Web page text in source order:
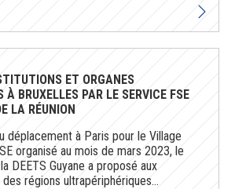
ET ORGANES
À BRUXELLES PAR LE SERVICE FSE
LA RÉUNION
déplacement à Paris pour le Village
organisé au mois de mars 2023, le
DEETS Guyane a proposé aux
régions ultrapériphériques...